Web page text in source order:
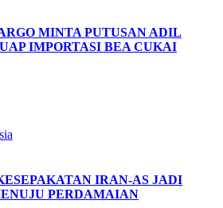
MINTA PUTUSAN ADIL
IMPORTASI BEA CUKAI
IRAN-AS JADI
PERDAMAIAN